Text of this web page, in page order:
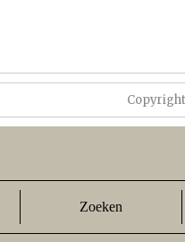
Zoeken